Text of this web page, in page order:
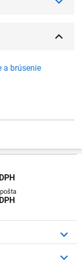
a brúsenie